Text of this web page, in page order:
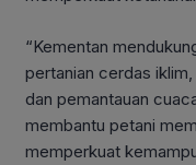
“Kementan
pertanian cerdas
dan pemantauan
membantu petani
memperkuat